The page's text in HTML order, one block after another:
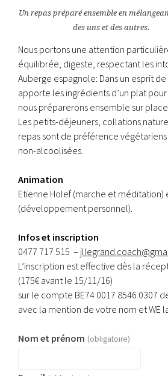
Un repas préparé ensemble en
des uns et des autres.
Nous portons une attention
équilibrée, digeste, respectant les
Auberge espagnole: Dans un esprit
apporte les ingrédients d’un plat
nous préparerons ensemble sur
Les petits-déjeuners, collations
repas sont de préférence
non­-alcoolisées.
Animation
Etienne Holef (marche et méditation)
(développement personnel).
Infos et inscription
0477 717 515 ­ –
L’inscription est effective dès la
(175€ avant le 15/11/16)
sur le compte BE74 0017 8546 0307
avec la mention de votre nom et WE
Nom et prénom (obligatoire)